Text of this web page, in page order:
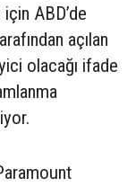
ABD’de
açılan
olacağı ifade